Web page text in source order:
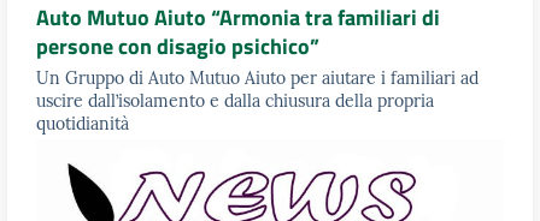
Auto Mutuo Aiuto “Armonia tra familiari di
persone con disagio psichico”
Un Gruppo di Auto Mutuo Aiuto per aiutare i familiari ad
uscire dall’isolamento e dalla chiusura della propria
quotidianità